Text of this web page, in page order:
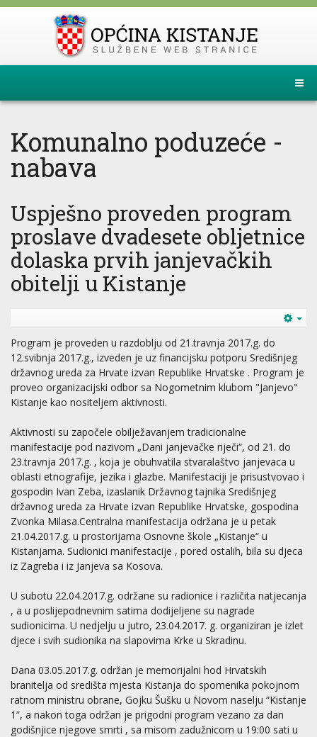
Komunalno poduzeće -
nabava
Uspješno proveden program
proslave dvadesete obljetnice
dolaska prvih janjevačkih
obitelji u Kistanje
Program je proveden u razdoblju od 21.travnja 2017.g. do
12.svibnja 2017.g., izveden je uz financijsku potporu Središnjeg
državnog ureda za Hrvate izvan Republike Hrvatske . Program je
proveo organizacijski odbor sa Nogometnim klubom "Janjevo"
Kistanje kao nositeljem aktivnosti.
Aktivnosti su započele obilježavanjem tradicionalne
manifestacije pod nazivom „Dani janjevačke riječi“, od 21. do
23.travnja 2017.g. , koja je obuhvatila stvaralaštvo janjevaca u
oblasti etnografije, jezika i glazbe. Manifestaciji je prisustvovao i
gospodin Ivan Zeba, izaslanik Državnog tajnika Središnjeg
državnog ureda za Hrvate izvan Republike Hrvatske, gospodina
Zvonka Milasa.Centralna manifestacija održana je u petak
21.04.2017.g. u prostorijama Osnovne škole „Kistanje“ u
Kistanjama. Sudionici manifestacije , pored ostalih, bila su djeca
iz Zagreba i iz Janjeva sa Kosova.
U subotu 22.04.2017.g. održane su radionice i različita natjecanja
, a u poslijepodnevnim satima dodijeljene su nagrade
sudionicima. U nedjelju u jutro, 23.04.2017. g. organiziran je izlet
djece i svih sudionika na slapovima Krke u Skradinu.
Dana 03.05.2017.g. održan je memorijalni hod Hrvatskih
branitelja od središta mjesta Kistanja do spomenika pokojnom
ratnom ministru obrane, Gojku Šušku u Novom naselju “Kistanje
1”, a nakon toga održan je prigodni program vezano za dan
godišnjice njegove smrti , sa misom zadužnicom u 19:00 sati u